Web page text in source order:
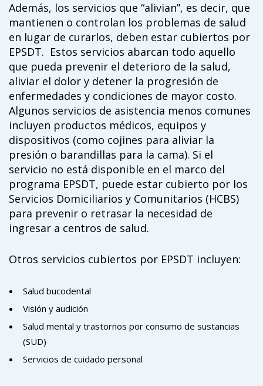
Además, los servicios que “alivian”, es decir, que
mantienen o controlan los problemas de salud
en lugar de curarlos, deben estar cubiertos por
EPSDT. Estos servicios abarcan todo aquello
que pueda prevenir el deterioro de la salud,
aliviar el dolor y detener la progresión de
enfermedades y condiciones de mayor costo.
Algunos servicios de asistencia menos comunes
incluyen productos médicos, equipos y
dispositivos (como cojines para aliviar la
presión o barandillas para la cama). Si el
servicio no está disponible en el marco del
programa EPSDT, puede estar cubierto por los
Servicios Domiciliarios y Comunitarios (HCBS)
para prevenir o retrasar la necesidad de
ingresar a centros de salud.
Otros servicios cubiertos por EPSDT incluyen:
Salud bucodental
Visión y audición
Salud mental y trastornos por consumo de sustancias
(SUD)
Servicios de cuidado personal